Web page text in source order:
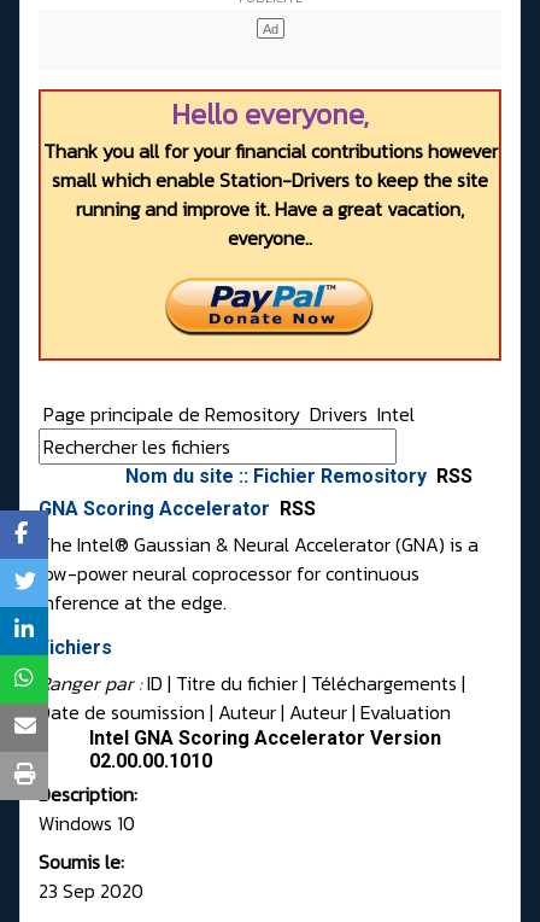
Hello everyone,
Thank you all for your financial contributions however
small which enable Station-Drivers to keep the site
running and improve it. Have a great vacation,
everyone..
Page principale de Remository Drivers Intel
Nom du site :: Fichier Remository RSS
GNA Scoring Accelerator
RSS
The Intel® Gaussian & Neural Accelerator (GNA) is a
low-power neural coprocessor for continuous
inference at the edge.
Fichiers
Ranger par :ID | Titre du fichier | Téléchargements |
Date de soumission | Auteur| Auteur| Evaluation
Intel GNA Scoring Accelerator Version
02.00.00.1010
Description:
Windows 10
Soumis le:
23 Sep 2020